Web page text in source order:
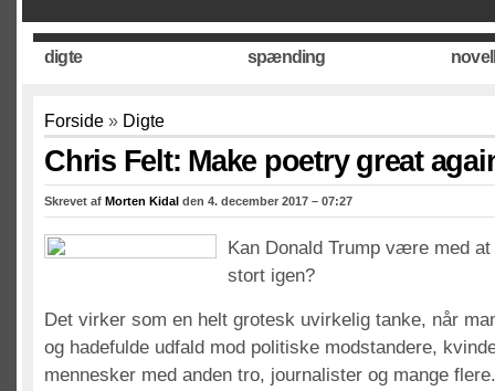
digte spænding
Forside » Digte
Chris Felt: Make poetry great
Skrevet af Morten Kidal den 4. december 2017 – 07:27
Kan Donald Trump være med
stort igen?
Det virker som en helt grotesk uvirkelig tanke, når
og hadefulde udfald mod politiske modstandere,
mennesker med anden tro, journalister og mange